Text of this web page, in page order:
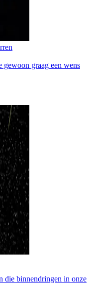
graag een wens
die binnendringen in onze